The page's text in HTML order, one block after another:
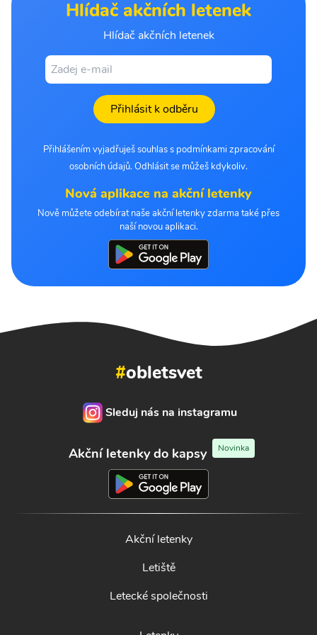
Hlídač akčních letenek
Hlídač akčních letenek
Přihlásit k odběru
Přihlášením vyjadřuješ souhlas s podmínkami zpracování
osobních údajů. Odhlásit se můžeš kdykoliv.
Nová aplikace na akční letenky
Nově můžete odebírat naše akční letenky zdarma také přes
naší novou aplikaci.
#obletsvet
Sleduj nás na instagramu
Akční letenky do kapsy Novinka
Akční letenky
Letiště
Letecké společnosti